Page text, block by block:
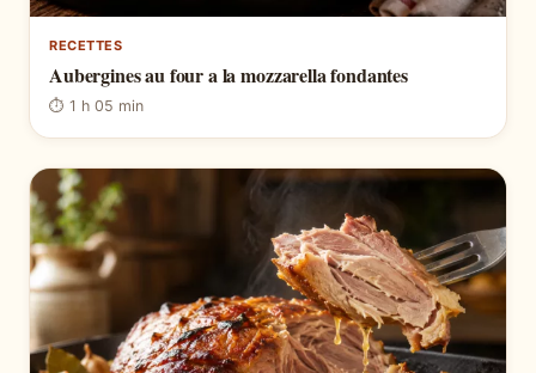
RECETTES
Aubergines au four a la mozzarella fondantes
⏱ 1 h 05 min